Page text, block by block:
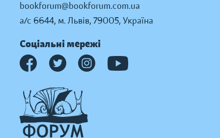
bookforum@bookforum.com.ua
а/с 6644, м. Львів, 79005, Україна
Соціальні мережі